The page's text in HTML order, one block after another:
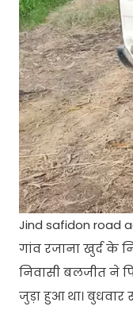
Jind safidon road
गांव रजाना खुर्द के
निवासी बलजीत ने
जुड़ा हुआ था।